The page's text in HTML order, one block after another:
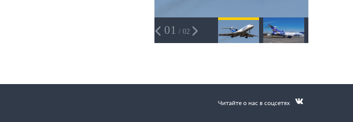
01 / 02
Читайте о нас в соцсетях